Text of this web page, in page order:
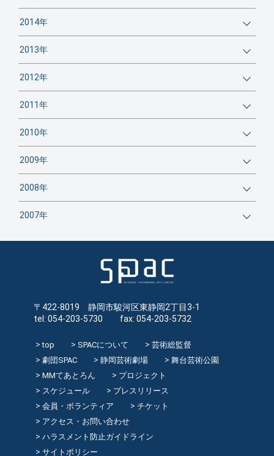
2014年
2013年
2012年
2011年
2010年
2009年
2008年
2007年
〒422-8019 静岡市駿河区東静岡2丁目3-1
tel: 054-203-5730 fax: 054-203-5732
top SPACについて
芸術総監督
劇団SPAC
静岡芸術劇場
舞台芸術公園
MMてあとろん
プロジェクト
スケジュール
プレスリリース
会員・ボランティア
チケット
アクセス・お問い合わせ
ハラスメント防止ガイドライン
サイトポリシー